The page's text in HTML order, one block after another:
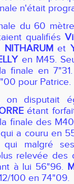
n'était
du 60
qualifiés
et
en M45.
finale en
pour Patrice.
on disputait
étant
finale des
a couru en
malgré
relevée des
à lui 56"96.
100 en 74"09.